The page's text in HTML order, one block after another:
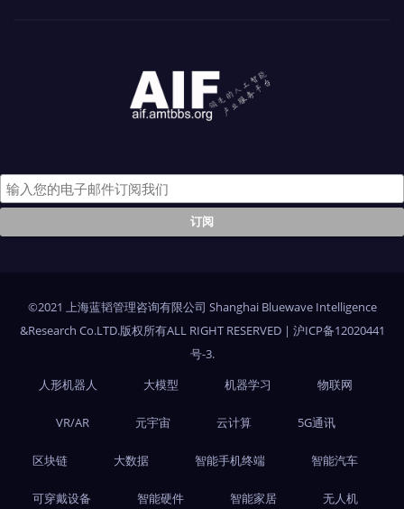
©2021 上海蓝韬管理咨询有限公司 Shanghai Bluewave Intelligence
&Research Co.LTD.版权所有ALL RIGHT RESERVED | 沪ICP备12020441
号-3.
人形机器人
大模型 机器学习 物联网
VR/AR 元宇宙 云计算 5G通讯
区块链 大数据 智能手机终端 智能汽车
可穿戴设备 智能硬件 智能家居 无人机